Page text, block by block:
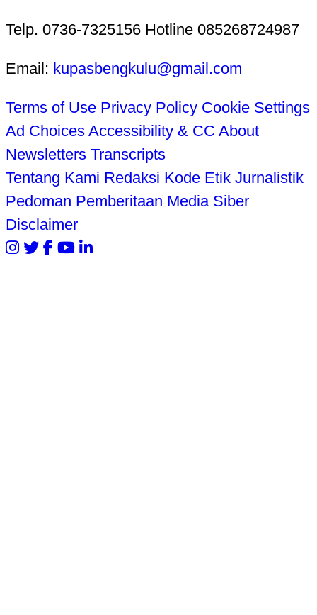
Telp. 0736-7325156 Hotline 085268724987
Email: kupasbengkulu@gmail.com
Terms of Use Privacy Policy Cookie Settings
Ad Choices Accessibility & CC About
Newsletters Transcripts
Tentang Kami Redaksi Kode Etik Jurnalistik
Pedoman Pemberitaan Media Siber
Disclaimer